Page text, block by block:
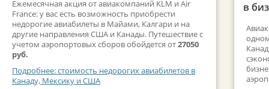
Ежемесячная акция от авиакомпаний KLM и Air
France: у вас есть возможность приобрести
недорогие авиабилеты в Майами, Калгари и на
другие направления США и Канады. Путешествие с
учетом аэропортовых сборов обойдется от27050
руб.
Подробнее: стоимость недорогих авиабилетов в
Канаду, Мексику и США
в